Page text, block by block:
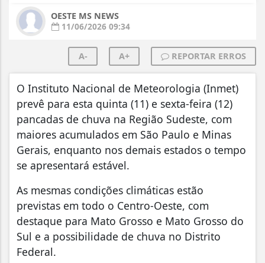
OESTE MS NEWS
11/06/2026 09:34
A- A+ REPORTAR ERROS
O Instituto Nacional de Meteorologia (Inmet)
prevê para esta quinta (11) e sexta-feira (12)
pancadas de chuva na Região Sudeste, com
maiores acumulados em São Paulo e Minas
Gerais, enquanto nos demais estados o tempo
se apresentará estável.
As mesmas condições climáticas estão
previstas em todo o Centro-Oeste, com
destaque para Mato Grosso e Mato Grosso do
Sul e a possibilidade de chuva no Distrito
Federal.